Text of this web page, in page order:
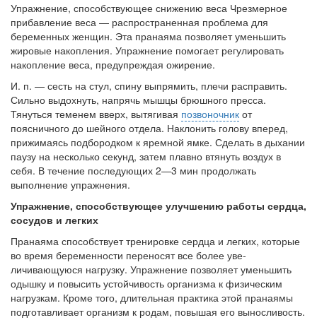
Упражнение, способствующее снижению веса Чрезмерное
прибавление веса — распространенная проблема для
беременных женщин. Эта пранаяма позво­ляет уменьшить
жировые накопления. Упражнение помо­гает регулировать
накопление веса, предупреждая ожи­рение.
И. п. — сесть на стул, спину выпрямить, плечи рас­править.
Сильно выдохнуть, напрячь мышцы брюшного пресса.
Тянуться теменем вверх, вытягивая позвоночник от
поясничного до шейного отдела. Наклонить голову вперед,
прижимаясь подбородком к яремной ямке. Сде­лать в дыхании
паузу на несколько секунд, затем плавно втянуть воздух в
себя. В течение последующих 2—3 мин продолжать
выполнение упражнения.
Упражнение, способствующее улучшению работы сердца,
сосудов и легких
Пранаяма способствует тренировке сердца и легких, которые
во время беременности переносят все более уве­
личивающуюся нагрузку. Упражнение позволяет умень­шить
одышку и повысить устойчивость организма к фи­зическим
нагрузкам. Кроме того, длительная практика этой пранаямы
подготавливает организм к родам, повы­шая его выносливость.